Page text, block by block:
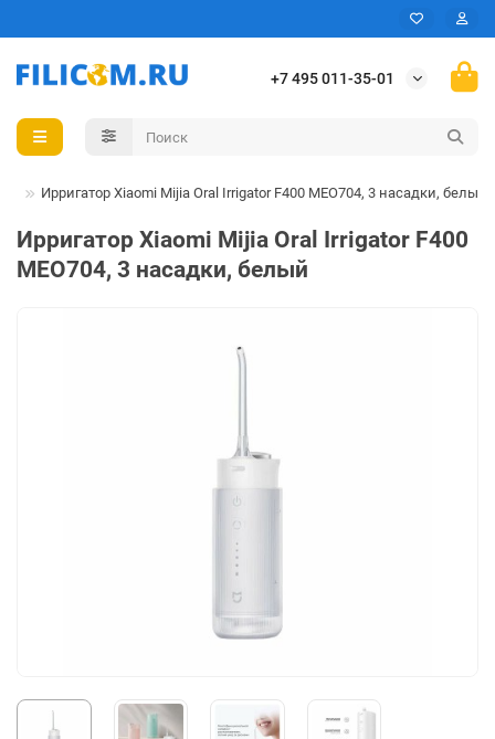
+7 495 011-35-01
Ирригатор Xiaomi Mijia Oral Irrigator F400 MEO704, 3 насадки, белый
Ирригатор Xiaomi Mijia Oral Irrigator F400
MEO704, 3 насадки, белый